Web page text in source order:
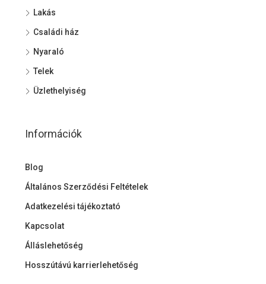
Lakás
Családi ház
Nyaraló
Telek
Üzlethelyiség
Információk
Blog
Általános Szerződési Feltételek
Adatkezelési tájékoztató
Kapcsolat
Álláslehetőség
Hosszútávú karrierlehetőség